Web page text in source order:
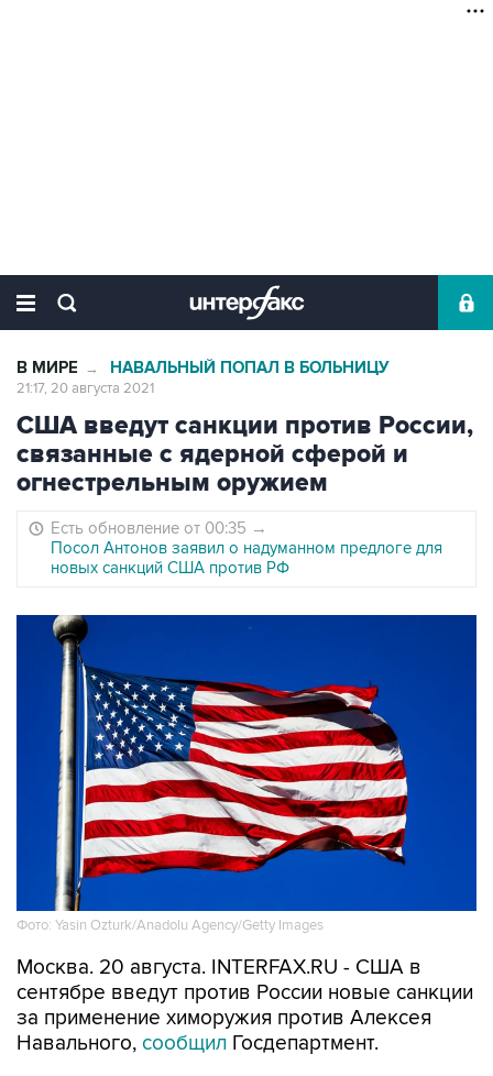
В МИРЕ → НАВАЛЬНЫЙ ПОПАЛ В БОЛЬНИЦУ
21:17, 20 августа 2021
США введут санкции против России,
связанные с ядерной сферой и
огнестрельным оружием
Есть обновление от 00:35 →
Посол Антонов заявил о надуманном предлоге для
новых санкций США против РФ
Фото: Yasin Ozturk/Anadolu Agency/Getty Images
Москва. 20 августа. INTERFAX.RU - США в
сентябре введут против России новые санкции
за применение химоружия против Алексея
Навального, сообщил Госдепартмент.